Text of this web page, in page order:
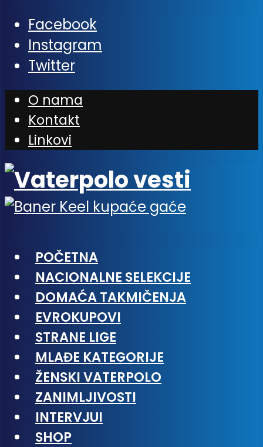
Facebook
Instagram
Twitter
O nama
Kontakt
Linkovi
POČETNA
NACIONALNE SELEKCIJE
DOMAĆA TAKMIČENJA
EVROKUPOVI
STRANE LIGE
MLAĐE KATEGORIJE
ŽENSKI VATERPOLO
ZANIMLJIVOSTI
INTERVJUI
SHOP